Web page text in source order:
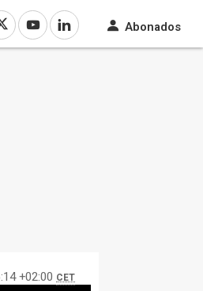
Abonados
+02:00 CET